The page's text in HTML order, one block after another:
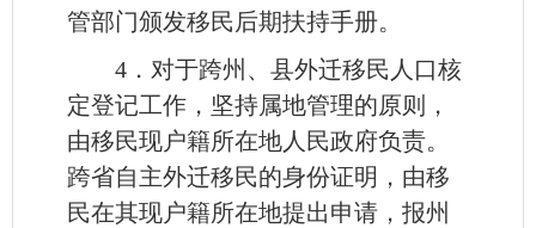
管部门颁发移民后期扶持手册。
4．对于跨州、县外迁移民人口核
定登记工作，坚持属地管理的原则，
由移民现户籍所在地人民政府负责。
跨省自主外迁移民的身份证明，由移
民在其现户籍所在地提出申请，报州